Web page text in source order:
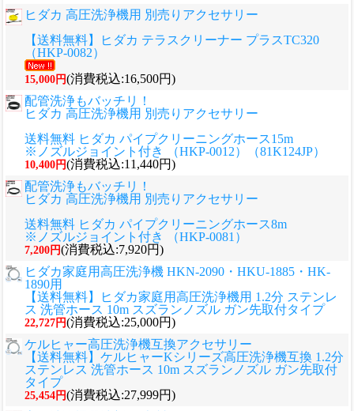
ヒダカ 高圧洗浄機用 別売りアクセサリー
【送料無料】ヒダカ テラスクリーナー プラスTC320
（HKP-0082）
15,000円(消費税込:16,500円)
配管洗浄もバッチリ！
ヒダカ 高圧洗浄機用 別売りアクセサリー
送料無料 ヒダカ パイプクリーニングホース15m
※ノズルジョイント付き （HKP-0012）（81K124JP）
10,400円(消費税込:11,440円)
配管洗浄もバッチリ！
ヒダカ 高圧洗浄機用 別売りアクセサリー
送料無料 ヒダカ パイプクリーニングホース8m
※ノズルジョイント付き （HKP-0081）
7,200円(消費税込:7,920円)
ヒダカ家庭用高圧洗浄機 HKN-2090・HKU-1885・HK-
1890用
【送料無料】ヒダカ家庭用高圧洗浄機用 1.2分 ステンレ
ス 洗管ホース 10m スズランノズル ガン先取付タイプ
22,727円(消費税込:25,000円)
ケルヒャー高圧洗浄機互換アクセサリー
【送料無料】ケルヒャーKシリーズ高圧洗浄機互換 1.2分
ステンレス 洗管ホース 10m スズランノズル ガン先取付
タイプ
25,454円(消費税込:27,999円)